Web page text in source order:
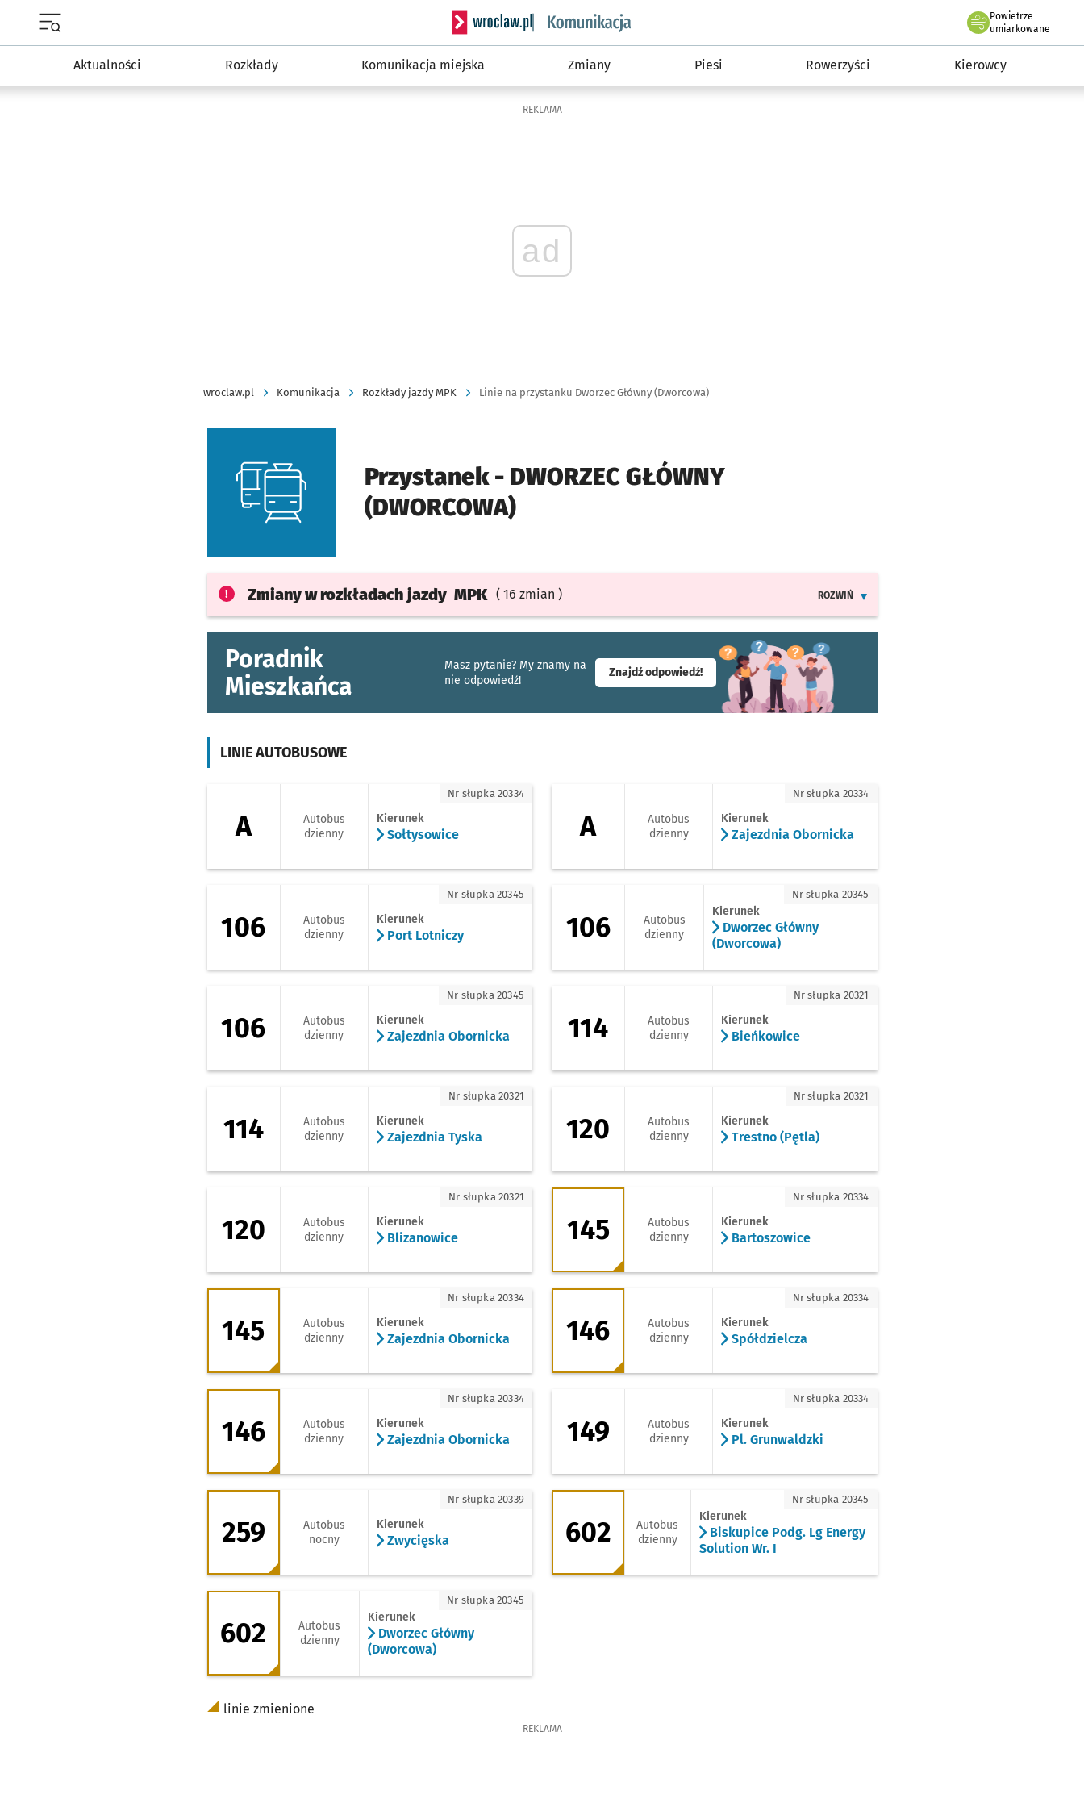
Serwis informacyjny wroclaw.pl podserwis: Komunikacja
Powietrze
we Wrocławiu
umiarkowane
Aktualności Rozkłady Komunikacja miejska Zmiany Piesi Rowerzyści Kierowcy
REKLAMA
ad
wroclaw.pl Komunikacja Rozkłady jazdy MPK Linie na przystanku Dworzec Główny (Dworcowa)
Przystanek - DWORZEC GŁÓWNY
(DWORCOWA)
Zmiany w rozkładach jazdy MPK ( 16 zmian )
ROZWIŃ
Poradnik
Mieszkańca
Masz pytanie? My znamy na
nie odpowiedź!
Znajdź odpowiedź!- otworzy się w nowej karcie
LINIE AUTOBUSOWE
A
Autobus
dzienny
Kierunek
Sołtysowice
Nr słupka 20334 A - kierunek Zajezdnia Obornicka
A
Autobus
dzienny
Kierunek
Zajezdnia Obornicka
Nr słupka 20334
106 - kierunek Port Lotniczy
106
Autobus
dzienny
Kierunek
Port Lotniczy
Nr słupka 20345 106 - kierunek Dworzec Główny (Dworcowa)
106
Autobus
dzienny
Kierunek
Dworzec Główny
(Dworcowa)
Nr słupka 20345
106 - kierunek Zajezdnia Obornicka
106
Autobus
dzienny
Kierunek
Zajezdnia Obornicka
Nr słupka 20345
114
Autobus
dzienny
Kierunek
Bieńkowice
Nr słupka 20321
114 - kierunek Zajezdnia Tyska
114
Autobus
dzienny
Kierunek
Zajezdnia Tyska
Nr słupka 20321 120 - kierunek Trestno (Pętla)
120
Autobus
dzienny
Kierunek
Trestno (Pętla)
Nr słupka 20321
120
Autobus
dzienny
Kierunek
Blizanowice
Nr słupka 20321 145 - kierunek Bartoszowice
145
Autobus
dzienny
Kierunek
Bartoszowice
Nr słupka 20334
145 - kierunek Zajezdnia Obornicka
145
Autobus
dzienny
Kierunek
Zajezdnia Obornicka
Nr słupka 20334 146 - kierunek Spółdzielcza
146
Autobus
dzienny
Kierunek
Spółdzielcza
Nr słupka 20334
146 - kierunek Zajezdnia Obornicka
146
Autobus
dzienny
Kierunek
Zajezdnia Obornicka
Nr słupka 20334 149 - kierunek Pl. Grunwaldzki
149
Autobus
dzienny
Kierunek
Pl. Grunwaldzki
Nr słupka 20334
259 - kierunek Zwycięska
259
Autobus
nocny
Kierunek
Zwycięska
Nr słupka 20339 602 - kierunek Biskupice Podg. Lg Energy Solution Wr. I
602
Autobus
dzienny
Kierunek
Biskupice Podg. Lg Energy
Solution Wr. I
Nr słupka 20345
602 - kierunek Dworzec Główny (Dworcowa)
602
Autobus
dzienny
Kierunek
Dworzec Główny
(Dworcowa)
Nr słupka 20345
linie zmienione
REKLAMA